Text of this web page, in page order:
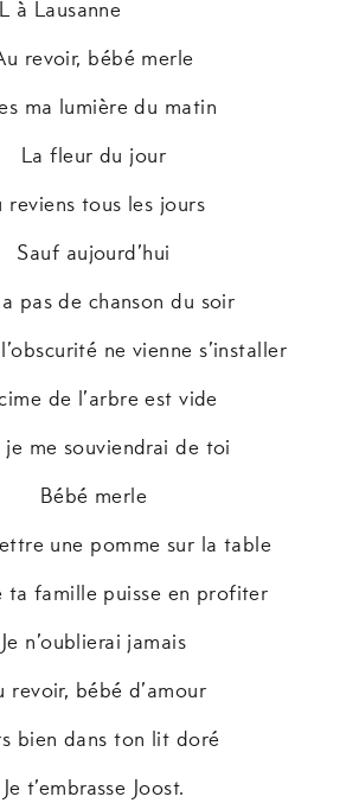
à Lausanne
revoir, bébé merle
ma lumière du matin
La fleur du jour
reviens tous les jours
Sauf aujourd’hui
a pas de chanson du soir
ne vienne s’installer
de l’arbre est vide
je me souviendrai de toi
Bébé merle
une pomme sur la table
ta famille puisse en profiter
Je n’oublierai jamais
revoir, bébé d’amour
bien dans ton lit doré
Je t’embrasse Joost.